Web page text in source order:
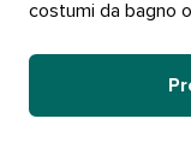
costumi da bagno